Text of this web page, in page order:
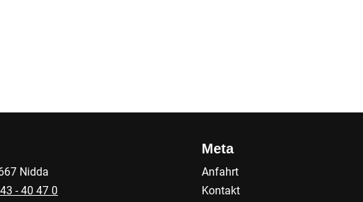
Nidda
- 40 47 0
Meta
Anfahrt
Kontakt